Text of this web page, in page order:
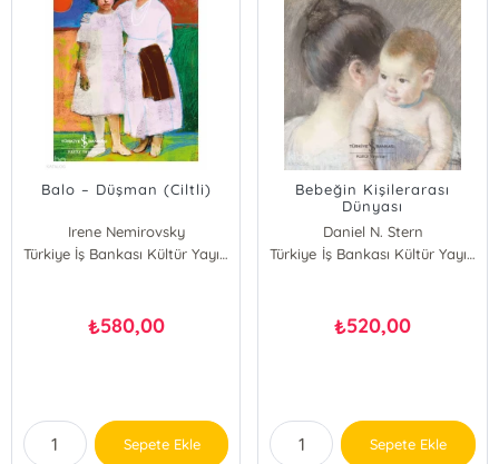
Balo – Düşman (Ciltli)
Irene Nemirovsky
Türkiye İş Bankası Kültür Yayınları
₺580,00
Sepete Ekle
Bebeğin Kişilerarası
Dünyası
Daniel N. Stern
Türkiye İş Bankası Kültür Yayınları
₺520,00
Sepete Ekle